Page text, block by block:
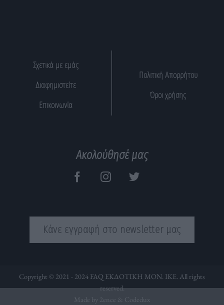
Σχετικά με εμάς
Διαφημιστείτε
Επικοινωνία
Πολιτική Απορρήτου
Όροι χρήσης
Ακολούθησέ μας
Κάνε εγγραφή στο newsletter μας
Copyright © 2021 - 2024 FAQ ΕΚΔΟΤΙΚΗ ΜΟΝ. ΙΚΕ. All rights
reserved.
Made by 2ence & Codedux